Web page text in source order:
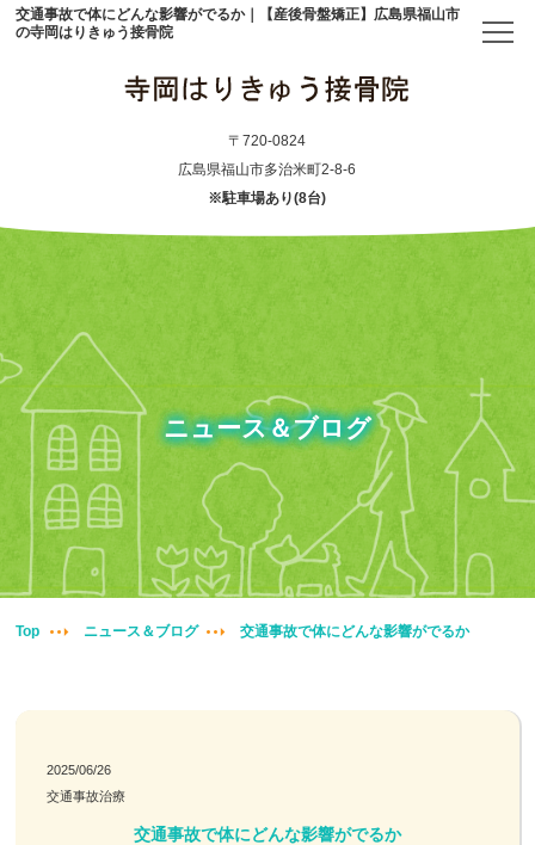
交通事故で体にどんな影響がでるか｜【産後骨盤矯正】広島県福山市
の寺岡はりきゅう接骨院
〒720-0824
広島県福山市多治米町2-8-6
※駐車場あり(8台)
初めての方へ
アクセス
メニュー・料金表
産後骨盤矯正
妊婦整体
鍼・灸・小児鍼
ニュース＆ブログ
Top ニュース＆ブログ 交通事故で体にどんな影響がでるか
2025/06/26
交通事故治療
交通事故で体にどんな影響がでるか